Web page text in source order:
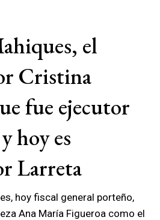
el
Cristina
fue ejecutor
hoy es
Larreta
hoy fiscal general porteño,
Ana María Figueroa como el